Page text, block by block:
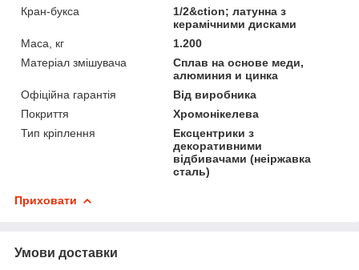
Кран-букса
1/2&ction; латунна з
керамічними дисками
Маса, кг
1.200
Матеріал змішувача
Сплав на основе меди,
алюминия и цинка
Офіційна гарантія
Від виробника
Покриття
Хромонікелева
Тип кріплення
Ексцентрики з
декоративними
відбивачами (неіржавка
сталь)
Приховати
Умови доставки